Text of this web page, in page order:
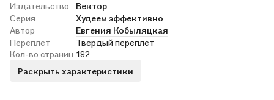
Издательство
Вектор
Серия
Худеем эффективно
Автор
Евгения Кобыляцкая
Переплет
Твёрдый переплёт
Кол-во страниц 192
Раскрыть характеристики